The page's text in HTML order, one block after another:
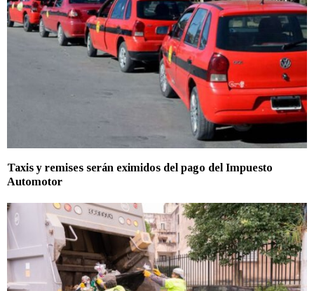
Taxis y remises serán eximidos del pago del Impuesto
Automotor